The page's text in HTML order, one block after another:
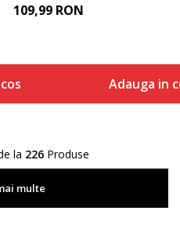
109,99 RON
Adauga in
la 226 Produse
multe